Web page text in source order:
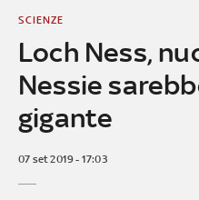
Loch Ness,
Nessie
gigante
SCIENZE
07 set 2019 - 17:03